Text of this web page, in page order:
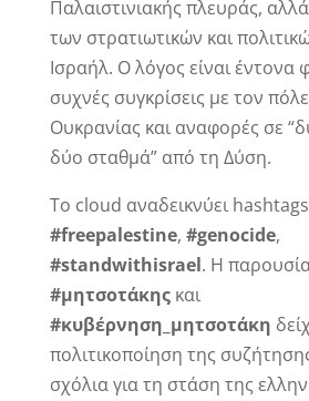
Παλαιστινιακής πλευράς,
των στρατιωτικών και
Ισραήλ. Ο λόγος είναι έντονα
συχνές συγκρίσεις με τον
Ουκρανίας και αναφορές σε
δύο σταθμά” από τη Δύση.
Το cloud αναδεικνύει
#freepalestine, #genocide,
#standwithisrael. Η
#μητσοτάκηςκαι
#κυβέρνηση_μητσοτάκη
πολιτικοποίηση της
σχόλια για τη στάση της